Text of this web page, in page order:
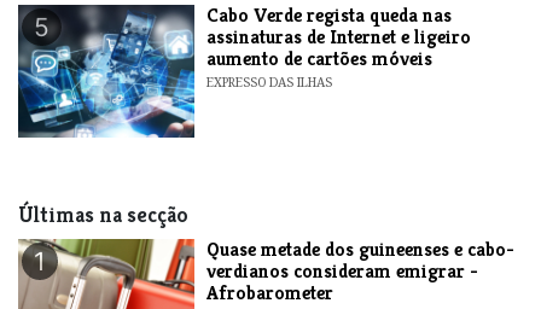
5
Cabo Verde regista queda nas
assinaturas de Internet e ligeiro
aumento de cartões móveis
EXPRESSO DAS ILHAS
Últimas na secção
1
Quase metade dos guineenses e cabo-
verdianos consideram emigrar -
Afrobarometer